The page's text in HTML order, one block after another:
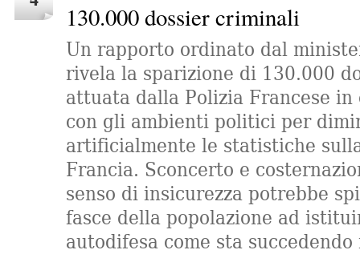
130.000 dossier criminali
Un rapporto ordinato dal
rivela la sparizione di 130.000
attuata dalla Polizia Francese in
con gli ambienti politici per
artificialmente le statistiche
Francia. Sconcerto e
senso di insicurezza potrebbe
fasce della popolazione ad
autodifesa come sta